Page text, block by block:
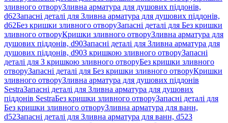
зливного отворуЗливна арматура для душових піддонів,
d62Запасні деталі для Зливна арматура для душових піддонів,
d62Без кришки зливного отворуЗапасні деталі для Без кришки
зливного отворуКришки зливного отворуЗливна арматура для
душових піддонів, d90Запасні деталі для Зливна арматура для
душових піддонів, d90З кришкою зливного отворуЗапасні
деталі для З кришкою зливного отворуБез кришки зливного
отворуЗапасні деталі для Без кришки зливного отворуКришки
зливного отворуЗливна арматура для душових піддонів
SestraЗапасні деталі для Зливна арматура для душових
піддонів SestraБез кришки зливного отворуЗапасні деталі для
Без кришки зливного отворуЗливна арматура для ванн,
d52Запасні деталі для Зливна арматура для ванн, d52З